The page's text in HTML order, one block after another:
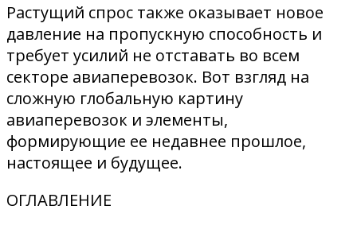
Растущий спрос также оказывает новое
давление на пропускную способность и
требует усилий не отставать во всем
секторе авиаперевозок. Вот взгляд на
сложную глобальную картину
авиаперевозок и элементы,
формирующие ее недавнее прошлое,
настоящее и будущее.
ОГЛАВЛЕНИЕ